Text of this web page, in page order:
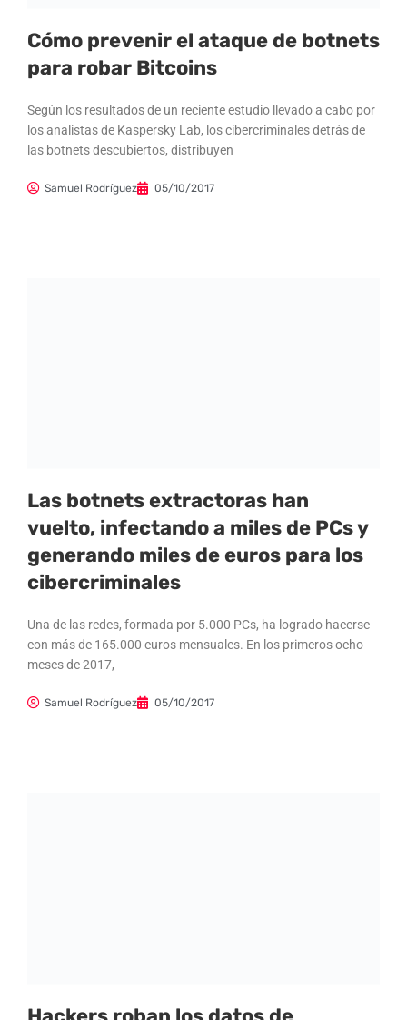
Cómo prevenir el ataque de botnets
para robar Bitcoins
Según los resultados de un reciente estudio llevado a cabo por
los analistas de Kaspersky Lab, los cibercriminales detrás de
las botnets descubiertos, distribuyen
Samuel Rodríguez 05/10/2017
Las botnets extractoras han
vuelto, infectando a miles de PCs y
generando miles de euros para los
cibercriminales
Una de las redes, formada por 5.000 PCs, ha logrado hacerse
con más de 165.000 euros mensuales. En los primeros ocho
meses de 2017,
Samuel Rodríguez 05/10/2017